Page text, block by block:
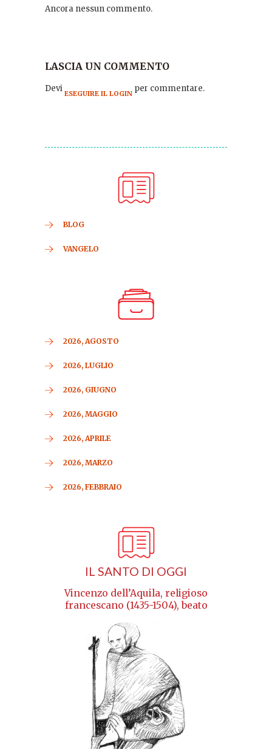
Ancora nessun commento.
LASCIA UN COMMENTO
Devi ESEGUIRE IL LOGIN per commentare.
BLOG
VANGELO
2026, AGOSTO
2026, LUGLIO
2026, GIUGNO
2026, MAGGIO
2026, APRILE
2026, MARZO
2026, FEBBRAIO
IL SANTO DI OGGI
Vincenzo dell’Aquila, religioso
francescano (1435-1504), beato